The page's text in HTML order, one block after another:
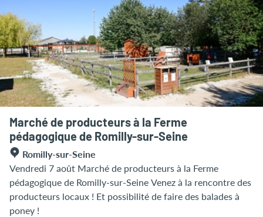
Marché de producteurs à la Ferme
pédagogique de Romilly-sur-Seine
Romilly-sur-Seine
Vendredi 7 août Marché de producteurs à la Ferme
pédagogique de Romilly-sur-Seine Venez à la rencontre des
producteurs locaux ! Et possibilité de faire des balades à
poney !